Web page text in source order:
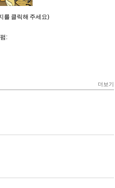
를 클릭해 주세요)
펌:
더보기